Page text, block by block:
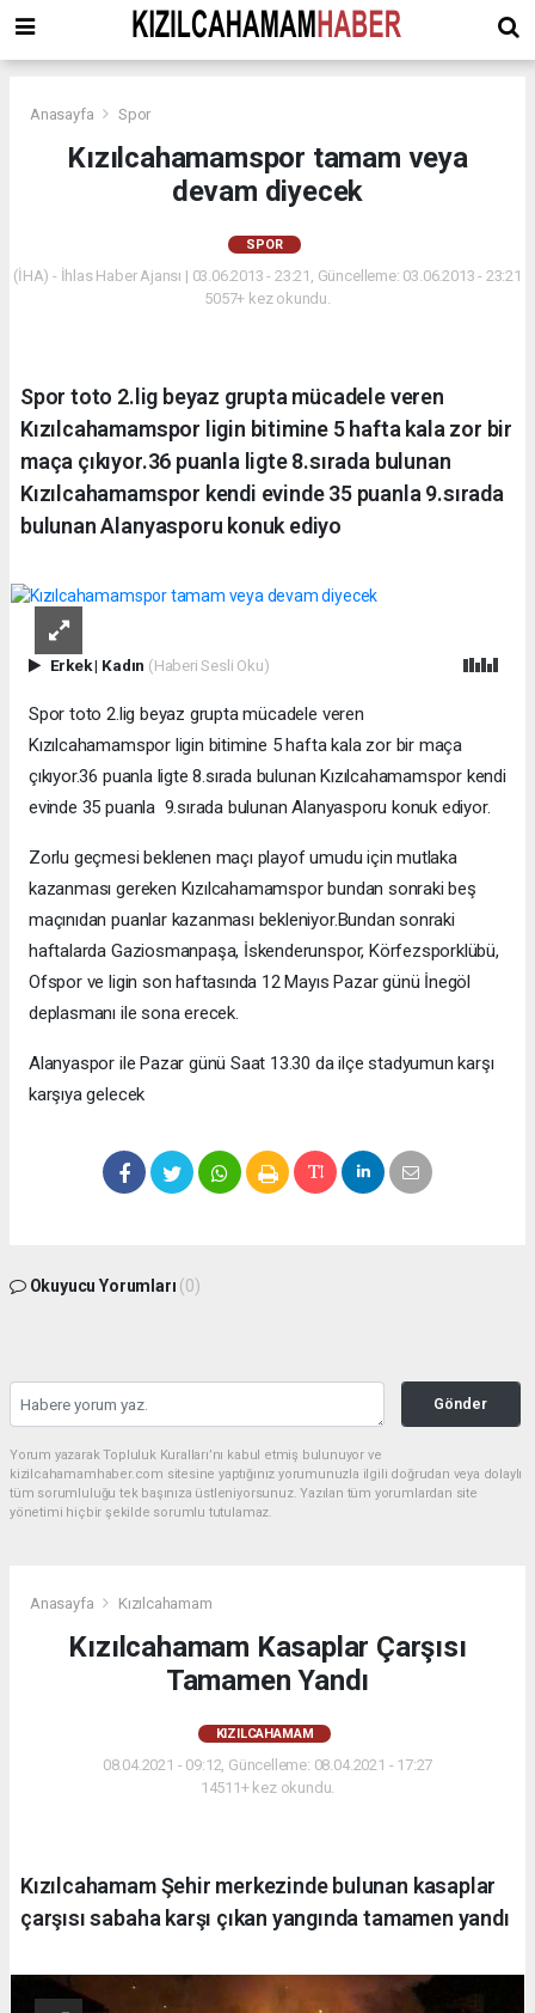
Anasayfa Spor
Kızılcahamamspor tamam veya
devam diyecek
SPOR
(İHA) - İhlas Haber Ajansı | 03.06.2013 - 23:21, Güncelleme: 03.06.2013 - 23:21
5057+ kez okundu.
Spor toto 2.lig beyaz grupta mücadele veren
Kızılcahamamspor ligin bitimine 5 hafta kala zor bir
maça çıkıyor.36 puanla ligte 8.sırada bulunan
Kızılcahamamspor kendi evinde 35 puanla 9.sırada
bulunan Alanyasporu konuk ediyo
Erkek| Kadın (Haberi Sesli Oku)
Spor toto 2.lig beyaz grupta mücadele veren
Kızılcahamamspor ligin bitimine 5 hafta kala zor bir maça
çıkıyor.36 puanla ligte 8.sırada bulunan Kızılcahamamspor kendi
evinde 35 puanla 9.sırada bulunan Alanyasporu konuk ediyor.
Zorlu geçmesi beklenen maçı playof umudu için mutlaka
kazanması gereken Kızılcahamamspor bundan sonraki beş
maçınıdan puanlar kazanması bekleniyor.Bundan sonraki
haftalarda Gaziosmanpaşa, İskenderunspor, Körfezsporklübü,
Ofspor ve ligin son haftasında 12 Mayıs Pazar günü İnegöl
deplasmanı ile sona erecek.
Alanyaspor ile Pazar günü Saat 13.30 da ilçe stadyumun karşı
karşıya gelecek
Okuyucu Yorumları (0)
Gönder
Yorum yazarak Topluluk Kuralları’nı kabul etmiş bulunuyor ve
kizilcahamamhaber.com sitesine yaptığınız yorumunuzla ilgili doğrudan veya dolaylı
tüm sorumluluğu tek başınıza üstleniyorsunuz. Yazılan tüm yorumlardan site
yönetimi hiçbir şekilde sorumlu tutulamaz.
Anasayfa Kızılcahamam
Kızılcahamam Kasaplar Çarşısı
Tamamen Yandı
KIZILCAHAMAM
08.04.2021 - 09:12, Güncelleme: 08.04.2021 - 17:27
14511+ kez okundu.
Kızılcahamam Şehir merkezinde bulunan kasaplar
çarşısı sabaha karşı çıkan yangında tamamen yandı